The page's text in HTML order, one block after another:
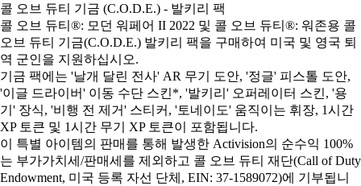
콜 오브 듀티 기금 (C.O.D.E.) - 발키리 팩
콜 오브 듀티®: 모던 워페어 II 2022 및 콜 오브 듀티®: 워존용 콜
오브 듀티 기금(C.O.D.E.) 발키리 팩을 구매하여 미국 및 영국 퇴
역 군인을 지원하십시오.
기금 팩에는 '날개 달린 전사' AR 무기 도안, '정글' 피스톨 도안,
'이글 드라이버' 이동 수단 스킨*, '발키리' 오퍼레이터 스킨, '용
기' 장식, '비행 전 제거' 스티커, '토네이도' 움직이는 휘장, 1시간
XP 토큰 및 1시간 무기 XP 토큰이 포함됩니다.
이 특별 아이템의 판매를 통해 발생한 Activision의 순수익 100%
는 부가가치세/판매세를 제외하고 콜 오브 듀티 재단(Call of Duty
Endowment, 미국 등록 자선 단체, EIN: 37-1589072)에 기부됩니